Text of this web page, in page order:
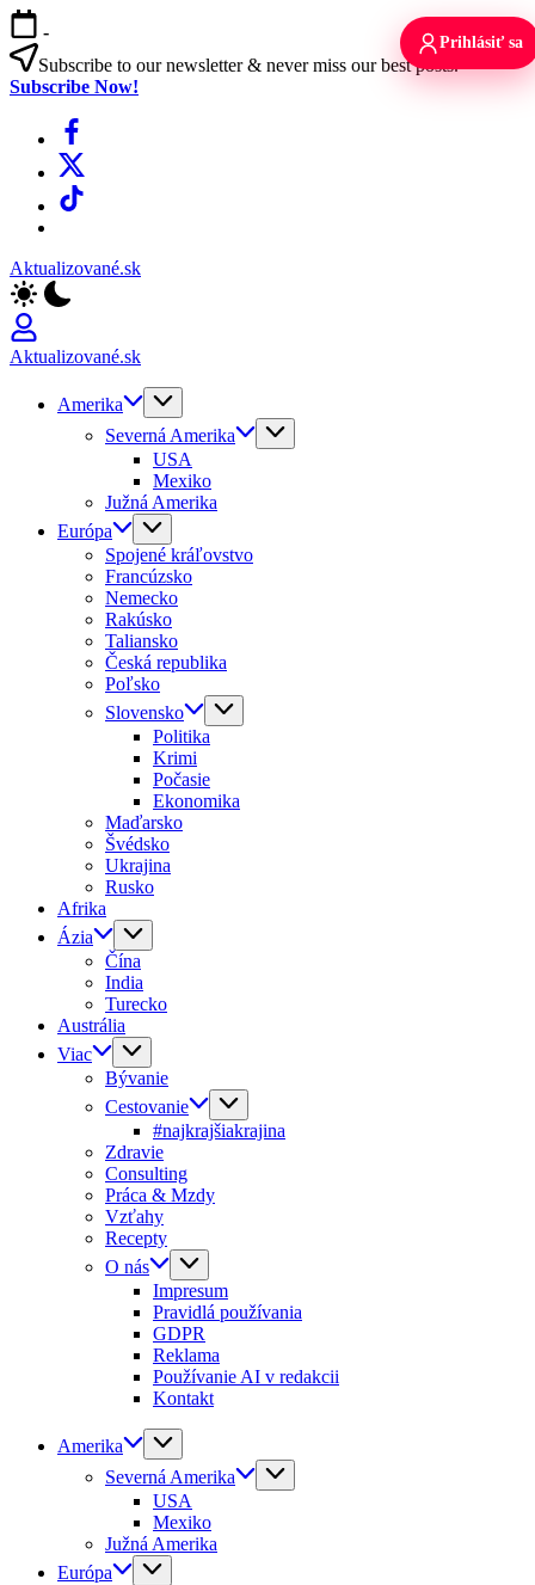
Skip
to
content
-
Subscribe to our newsletter & never miss our best posts.
Subscribe Now!
Facebook
X
TikTok
Aktualizované.sk
Aktualizované.sk
Amerika
Severná Amerika
USA
Mexiko
Južná Amerika
Európa
Spojené kráľovstvo
Francúzsko
Nemecko
Rakúsko
Taliansko
Česká republika
Poľsko
Slovensko
Politika
Krimi
Počasie
Ekonomika
Maďarsko
Švédsko
Ukrajina
Rusko
Afrika
Ázia
Čína
India
Turecko
Austrália
Viac
Bývanie
Cestovanie
#najkrajšiakrajina
Zdravie
Consulting
Práca & Mzdy
Vzťahy
Recepty
O nás
Impresum
Pravidlá používania
GDPR
Reklama
Používanie AI v redakcii
Kontakt
Amerika
Severná Amerika
USA
Mexiko
Južná Amerika
Európa
Prihlásiť sa